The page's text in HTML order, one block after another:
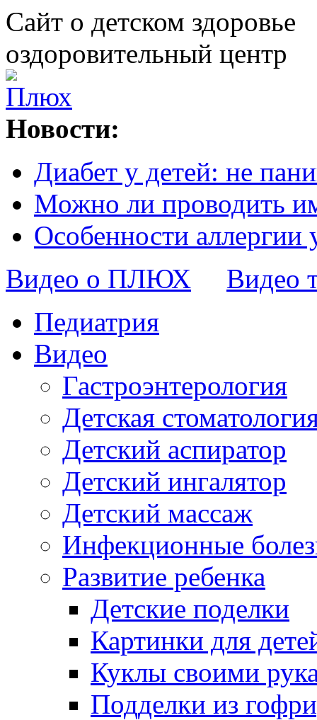
Сайт о детском здоровье
оздоровительный центр
Новости:
Диабет у детей: не
Можно ли проводить
Особенности аллергии
Видео о ПЛЮХ
Видео
Педиатрия
Видео
Гастроэнтерология
Детская
Детский аспиратор
Детский ингалятор
Детский массаж
Инфекционные
Развитие ребенка
Детские поделки
Картинки для
Куклы своими
Подделки из